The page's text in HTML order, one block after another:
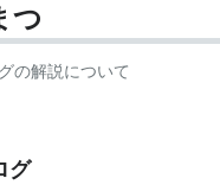
つ
の解説について
グ